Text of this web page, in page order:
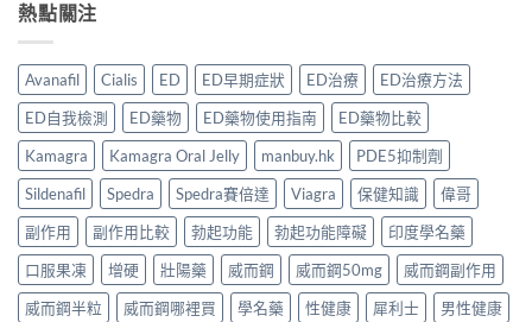
熱點關注
Avanafil Cialis ED ED早期症狀 ED治療
ED治療方法
ED自我檢測
ED藥物 ED藥物使用指南
ED藥物比較
Kamagra
Kamagra Oral Jelly manbuy.hk
PDE5抑制劑
Sildenafil
Spedra Spedra賽倍達 Viagra 保健知識
偉哥
副作用
副作用比較 勃起功能 勃起功能障礙
印度學名藥
口服果凍
增硬 壯陽藥 威而鋼 威而鋼50mg
威而鋼副作用
威而鋼半粒
威而鋼哪裡買 學名藥 性健康 犀利士 男性健康